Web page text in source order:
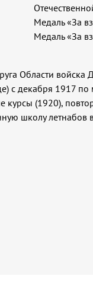
Медаль «За
Медаль «За
Области войска
с декабря 1917
(1920),
школу